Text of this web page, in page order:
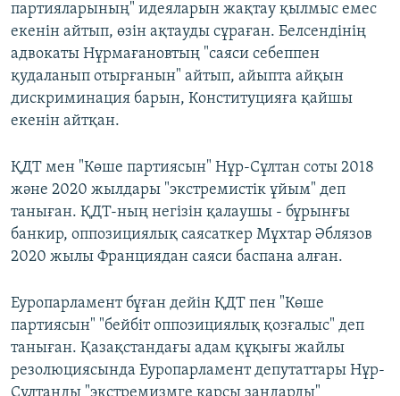
партияларының" идеяларын жақтау қылмыс емес
екенін айтып, өзін ақтауды сұраған. Белсендінің
адвокаты Нұрмағановтың "саяси себеппен
қудаланып отырғанын" айтып, айыпта айқын
дискриминация барын, Конституцияға қайшы
екенін айтқан.
ҚДТ мен "Көше партиясын" Нұр-Сұлтан соты 2018
және 2020 жылдары "экстремистік ұйым" деп
таныған. ҚДТ-ның негізін қалаушы - бұрынғы
банкир, оппозициялық саясаткер Мұхтар Әблязов
2020 жылы Франциядан саяси баспана алған.
Еуропарламент бұған дейін ҚДТ пен "Көше
партиясын" "бейбіт оппозициялық қозғалыс" деп
таныған. Қазақстандағы адам құқығы жайлы
резолюциясында Еуропарламент депутаттары Нұр-